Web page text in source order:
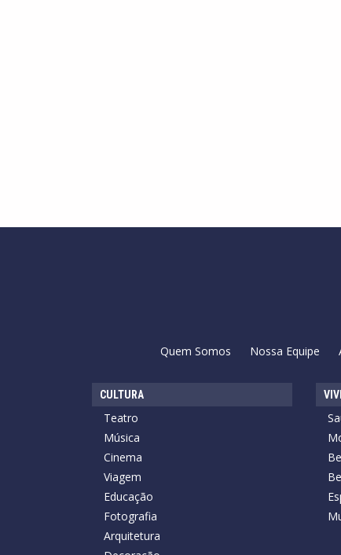
Quem Somos Nossa Equipe
CULTURA
Teatro
Música
Cinema
Viagem
Educação
Fotografia
Arquitetura